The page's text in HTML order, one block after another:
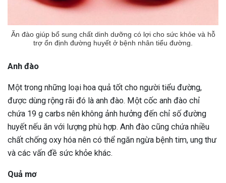
Ăn đào giúp bổ sung chất dinh dưỡng có lợi cho sức khỏe và hỗ
trợ ổn định đường huyết ở bệnh nhân tiểu đường.
Anh đào
Một trong những loại hoa quả tốt cho người tiểu đường,
được dùng rộng rãi đó là anh đào. Một cốc anh đào chỉ
chứa 19 g carbs nên không ảnh hưởng đến chỉ số đường
huyết nếu ăn với lượng phù hợp. Anh đào cũng chứa nhiều
chất chống oxy hóa nên có thể ngăn ngừa bệnh tim, ung thư
và các vấn đề sức khỏe khác.
Quả mơ